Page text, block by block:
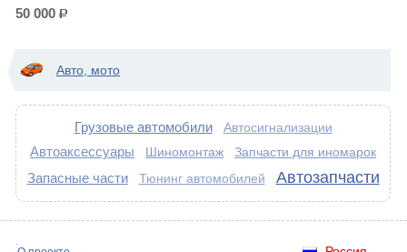
50 000 р.
Авто, мото
Грузовые автомобили Автосигнализации
Автоаксессуары Шиномонтаж Запчасти для иномарок
Запасные части Тюнинг автомобилей Автозапчасти